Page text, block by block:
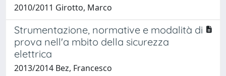
2010/2011 Girotto, Marco
Strumentazione, normative e modalità di
prova nell'a mbito della sicurezza
elettrica
2013/2014 Bez, Francesco